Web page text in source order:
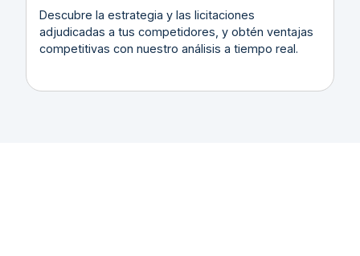
Descubre la estrategia y las licitaciones
adjudicadas a tus competidores, y obtén ventajas
competitivas con nuestro análisis a tiempo real.